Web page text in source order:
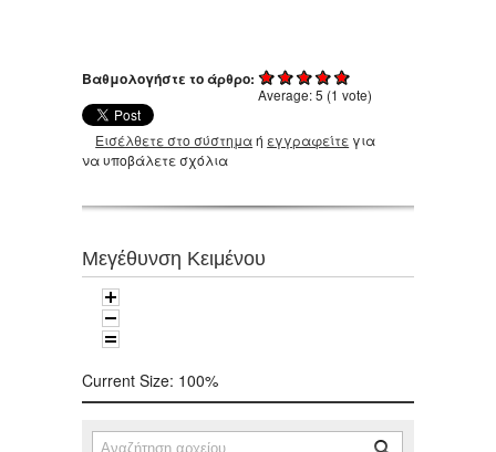
Βαθμολογήστε το άρθρο:
Average:5 (1 vote)
Εισέλθετε στο σύστημαή εγγραφείτε για
να υποβάλετε σχόλια
Μεγέθυνση Κειμένου
Current Size: 100%
Φόρμα αναζήτησης
Αναζήτηση